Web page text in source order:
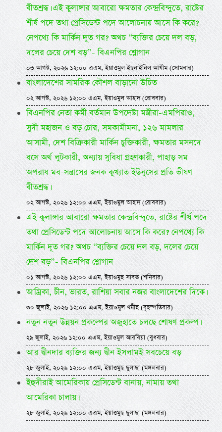
বীতশ্রদ্ধ। এই কুলাঙ্গার আবারো ক্ষমতার কেন্দ্রবিন্দুতে, রাষ্টের
শীর্ষ পদে তথা প্রেসিডেন্ট পদে আলোচনায় আসে কি করে?
নেপথ্যে কি মার্কিন দূত গর? অথচ “ব্যক্তির চেয়ে দল বড়,
দলের চেয়ে দেশ বড়”- বিএনপির শ্লোগান
০৩ আগস্ট, ২০২৬ ১২:০০ এএম, ইয়াওমুল ইছনাইনিল আযীম (সোমবার)
বাংলাদেশের সামরিক কৌশল বাড়ানো উচিত
০২ আগস্ট, ২০২৬ ১২:০০ এএম, ইয়াওমুল আহাদ (রোববার)
বিএনপির নেতা কর্মী বর্তমান উপদেষ্টা মন্ত্রীরা-এমপিরাও,
সুদী মহাজন ও বড় চোর, সমকামীমনা, ১২৬ মামলার
আসামী, দেশ বিক্রিকারী মার্কিন চুক্তিকারী, ক্ষমতার মসনদে
বসে অর্থ লুটকারী, অন্যায় সুবিধা গ্রহণকারী, পাহাড় সম
অপরাধ মব-সন্ত্রাসের জনক কুখ্যাত ইউনুসের প্রতি ভীষণ
বীতশ্রদ্ধ।
০২ আগস্ট, ২০২৬ ১২:০০ এএম, ইয়াওমুল আহাদ (রোববার)
এই কুলাঙ্গার আবারো ক্ষমতার কেন্দ্রবিন্দুতে, রাষ্টের শীর্ষ পদে
তথা প্রেসিডেন্ট পদে আলোচনায় আসে কি করে? নেপথ্যে কি
মার্কিন দূত গর? অথচ “ব্যক্তির চেয়ে দল বড়, দলের চেয়ে
দেশ বড়”- বিএনপির শ্লোগান
০১ আগস্ট, ২০২৬ ১২:০০ এএম, ইয়াওমুছ সাবত (শনিবার)
আম্রিকা, চীন, ভারত, রাশিয়া সবার নজর বাংলাদেশের দিকে।
৩০ জুলাই, ২০২৬ ১২:০০ এএম, ইয়াওমুল খমীছ (বৃহস্পতিবার)
নতুন নতুন উন্নয়ন প্রকল্পের অজুহাতে চলছে শোষণ প্রকল্প।
২৯ জুলাই, ২০২৬ ১২:০০ এএম, ইয়াওমুল আরবিয়া (বুধবার)
আর দ্বীনদার ব্যক্তির জন্য দ্বীন ইসলামই সবচেয়ে বড়
২৮ জুলাই, ২০২৬ ১২:০০ এএম, ইয়াওমুছ ছুলাছা (মঙ্গলবার)
ইহুদীরাই আমেরিকায় প্রেসিডেন্ট বানায়, নামায় তথা
আমেরিকা চালায়।
২৮ জুলাই, ২০২৬ ১২:০০ এএম, ইয়াওমুছ ছুলাছা (মঙ্গলবার)